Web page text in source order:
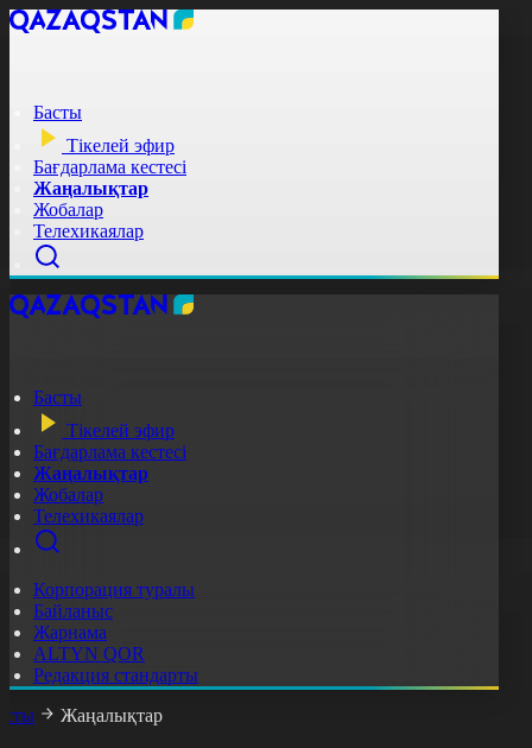
Басты
Тікелей эфир
Бағдарлама кестесі
Жаңалықтар
Жобалар
Телехикаялар
Басты
Тікелей эфир
Бағдарлама кестесі
Жаңалықтар
Жобалар
Телехикаялар
Корпорация туралы
Байланыс
Жарнама
ALTYN QOR
Редакция стандарты
Жаңалықтар